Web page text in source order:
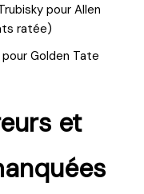
pour Allen
ratée)
Golden Tate
et